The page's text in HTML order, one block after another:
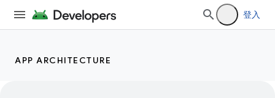
登入
APP ARCHITECTURE